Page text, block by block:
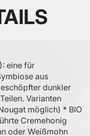
eine für
aus
dunkler
Varianten
möglich) * BIO
Cremehonig
oder Weißmohn